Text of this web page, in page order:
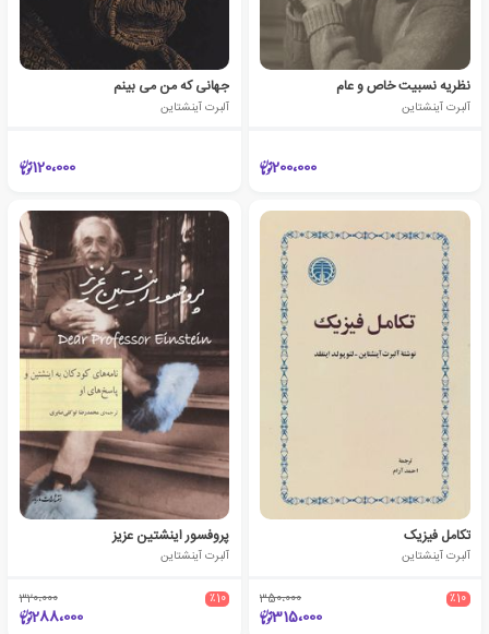
نظریه نسبیت خاص و عام
آلبرت آینشتاین
200،000
جهانی که من می بینم
آلبرت آینشتاین
120،000
تکامل فیزیک
آلبرت آینشتاین
٪10 350،000
315،000
پروفسور اینشتین عزیز
آلبرت آینشتاین
٪10 320،000
288،000